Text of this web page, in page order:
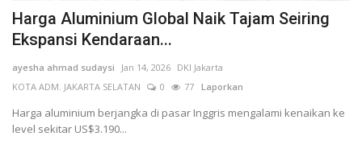
Harga Aluminium Global Naik Tajam Seiring
Ekspansi Kendaraan...
ayesha ahmad sudaysi Jan 14, 2026 DKI Jakarta
KOTA ADM. JAKARTA SELATAN
0 77 Laporkan
Harga aluminium berjangka di pasar Inggris mengalami kenaikan ke
level sekitar US$3.190...